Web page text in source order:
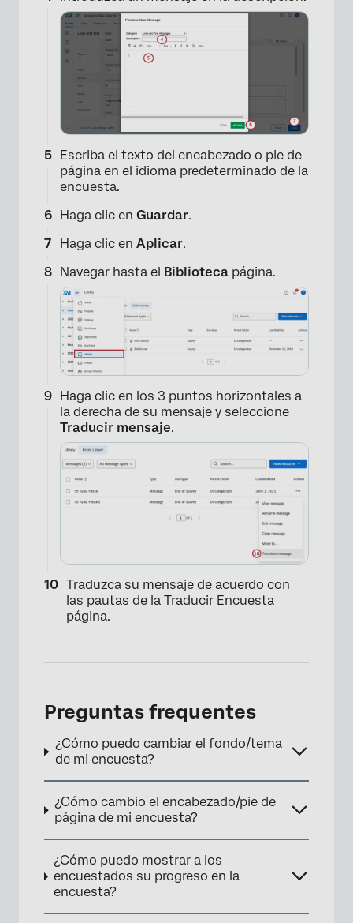
×
Escriba el texto del encabezado o pie de
página en el idioma predeterminado de la
encuesta.
Haga clic en Guardar.
Haga clic en Aplicar.
Navegar hasta el Biblioteca página.
Haga clic en los 3 puntos horizontales a
la derecha de su mensaje y seleccione
Traducir mensaje.
Traduzca su mensaje de acuerdo con
las pautas de la Traducir Encuesta
página.
Preguntas frequentes
¿Cómo puedo cambiar el fondo/tema
de mi encuesta?
¿Cómo cambio el encabezado/pie de
página de mi encuesta?
¿Cómo puedo mostrar a los
encuestados su progreso en la
encuesta?